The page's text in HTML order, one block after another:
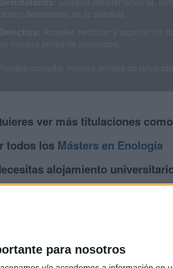
para nosotros
ver más titulaciones
todos los Másters en Enología
alojamiento
de estudiantes y colegios